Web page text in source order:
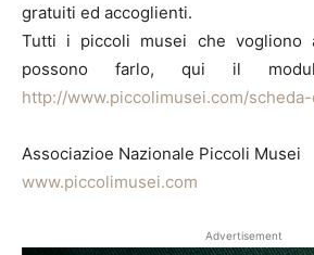
gratuiti ed accoglienti.
Tutti i piccoli musei che vogliono
possono farlo, qui il
http://www.piccolimusei.com/
Associazioe Nazionale Piccoli Musei
www.piccolimusei.com
Advertisement